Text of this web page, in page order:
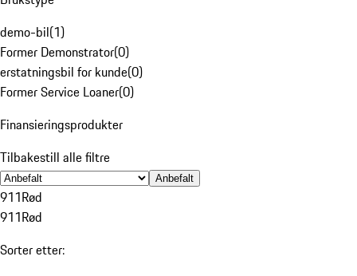
demo-bil(1)
Former Demonstrator(0)
erstatningsbil for kunde(0)
Former Service Loaner(0)
Finansieringsprodukter
Tilbakestill alle filtre
Anbefalt
911Rød
911Rød
Sorter etter: